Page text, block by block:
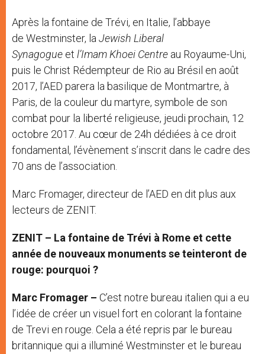
Après la fontaine de Trévi, en Italie, l’abbaye
de Westminster, laJewish Liberal
Synagogue et l’Imam Khoei Centre au Royaume-Uni,
puis le Christ Rédempteur de Rio au Brésil en août
2017, l’AED parera la basilique de Montmartre, à
Paris, de la couleur du martyre, symbole de son
combat pour la liberté religieuse, jeudi prochain, 12
octobre 2017. Au cœur de 24h dédiées à ce droit
fondamental, l’évènement s’inscrit dans le cadre des
70 ans de l’association.
Marc Fromager, directeur de l’AED en dit plus aux
lecteurs de ZENIT.
ZENIT – La fontaine de Trévi à Rome et cette
année de nouveaux monuments se teinteront de
rouge: pourquoi ?
Marc Fromager – C’est notre bureau italien qui a eu
l’idée de créer un visuel fort en colorant la fontaine
de Trevi en rouge. Cela a été repris par le bureau
britannique qui a illuminé Westminster et le bureau